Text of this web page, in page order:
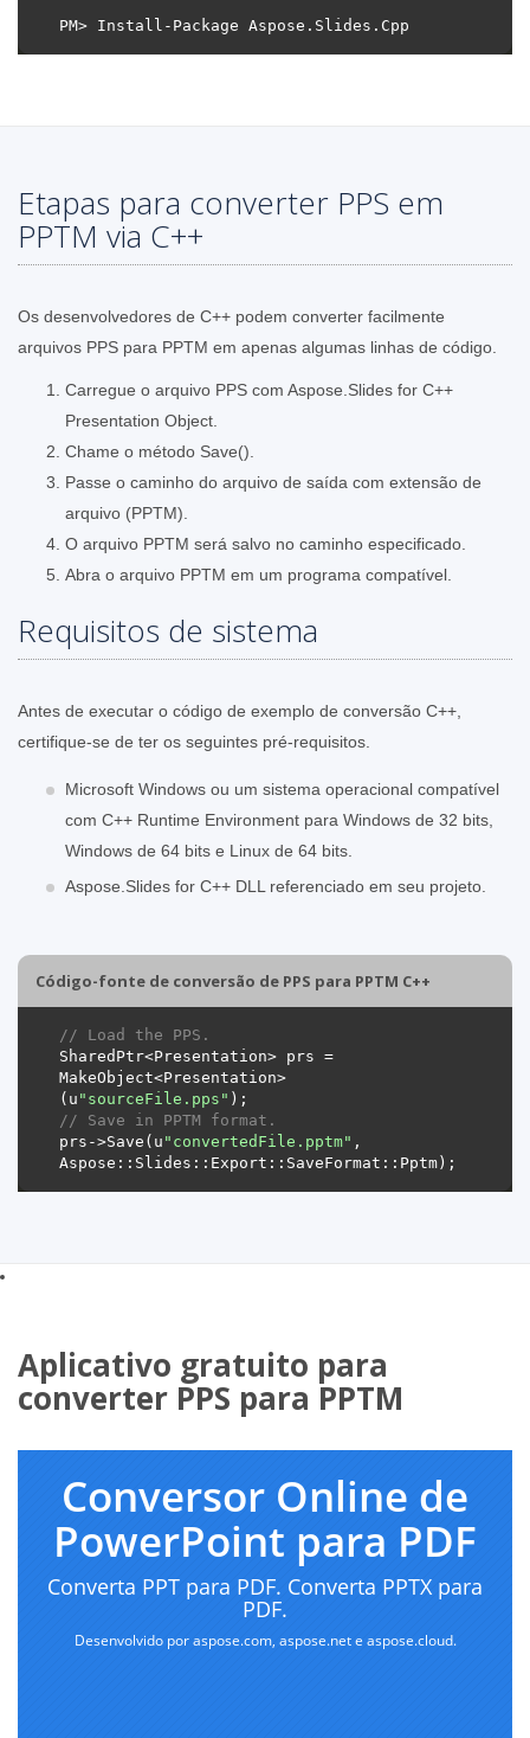
Etapas para converter PPS em
PPTM via C++
Os desenvolvedores de C++ podem converter facilmente
arquivos PPS para PPTM em apenas algumas linhas de código.
Carregue o arquivo PPS com Aspose.Slides for C++
Presentation Object.
Chame o método Save().
Passe o caminho do arquivo de saída com extensão de
arquivo (PPTM).
O arquivo PPTM será salvo no caminho especificado.
Abra o arquivo PPTM em um programa compatível.
Requisitos de sistema
Antes de executar o código de exemplo de conversão C++,
certifique-se de ter os seguintes pré-requisitos.
Microsoft Windows ou um sistema operacional compatível
com C++ Runtime Environment para Windows de 32 bits,
Windows de 64 bits e Linux de 64 bits.
Aspose.Slides for C++ DLL referenciado em seu projeto.
Código-fonte de conversão de PPS para PPTM C++
// Load the PPS.
SharedPtr<Presentation> prs =
MakeObject<Presentation>
(u "sourceFile.pps"
// Save in PPTM format.
prs->Save(u "convertedFile.pptm" ,
Aplicativo gratuito para
converter PPS para PPTM